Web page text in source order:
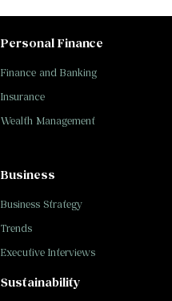
Personal Finance
Finance and Banking
Insurance
Wealth Management
Business
Business Strategy
Trends
Executive Interviews
Sustainability